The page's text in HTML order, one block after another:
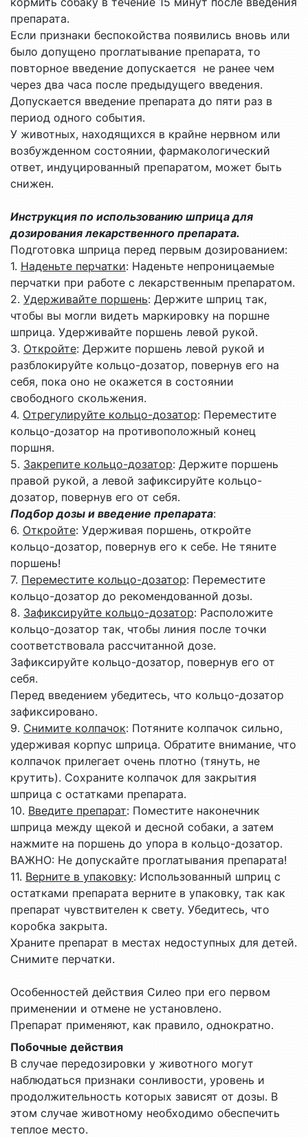
препарата.
Если признаки беспокойства появились вновь или
было допущено проглатывание препарата, то
повторное введение допускается не ранее чем
через два часа после предыдущего введения.
Допускается введение препарата до пяти раз в
период одного события.
У животных, находящихся в крайне нервном или
возбужденном состоянии, фармакологический
ответ, индуцированный препаратом, может быть
снижен.
Инструкция по использованию шприца для
дозирования лекарственного препарата.
Подготовка шприца перед первым дозированием:
1. Наденьте перчатки: Наденьте непроницаемые
перчатки при работе с лекарственным препаратом.
2. Удерживайте поршень: Держите шприц так,
чтобы вы могли видеть маркировку на поршне
шприца. Удерживайте поршень левой рукой.
3. Откройте: Держите поршень левой рукой и
разблокируйте кольцо-дозатор, повернув его на
себя, пока оно не окажется в состоянии
свободного скольжения.
4. Отрегулируйте кольцо-дозатор: Переместите
кольцо-дозатор на противоположный конец
поршня.
5. Закрепите кольцо-дозатор: Держите поршень
правой рукой, а левой зафиксируйте кольцо-
дозатор, повернув его от себя.
Подбор дозы и введение препарата:
6. Откройте: Удерживая поршень, откройте
кольцо-дозатор, повернув его к себе. Не тяните
поршень!
7. Переместите кольцо-дозатор: Переместите
кольцо-дозатор до рекомендованной дозы.
8. Зафиксируйте кольцо-дозатор: Расположите
кольцо-дозатор так, чтобы линия после точки
соответствовала рассчитанной дозе.
Зафиксируйте кольцо-дозатор, повернув его от
себя.
Перед введением убедитесь, что кольцо-дозатор
зафиксировано.
9. Снимите колпачок: Потяните колпачок сильно,
удерживая корпус шприца. Обратите внимание, что
колпачок прилегает очень плотно (тянуть, не
крутить). Сохраните колпачок для закрытия
шприца с остатками препарата.
10. Введите препарат: Поместите наконечник
шприца между щекой и десной собаки, а затем
нажмите на поршень до упора в кольцо-дозатор.
ВАЖНО: Не допускайте проглатывания препарата!
11. Верните в упаковку: Использованный шприц с
остатками препарата верните в упаковку, так как
препарат чувствителен к свету. Убедитесь, что
коробка закрыта.
Храните препарат в местах недоступных для детей.
Снимите перчатки.
Особенностей действия Силео при его первом
применении и отмене не установлено.
Препарат применяют, как правило, однократно.
Побочные действия
В случае передозировки у животного могут
наблюдаться признаки сонливости, уровень и
продолжительность которых зависят от дозы. В
этом случае животному необходимо обеспечить
теплое место.